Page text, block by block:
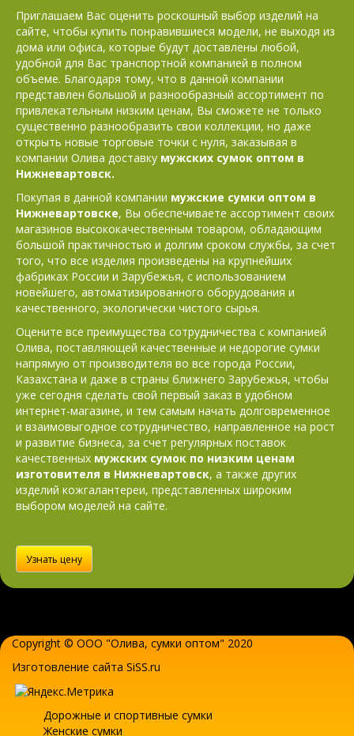
Приглашаем Вас оценить роскошный выбор изделий на
сайте, чтобы купить понравившиеся модели, не выходя из
дома или офиса, которые будут доставлены любой,
удобной для Вас транспортной компанией в полном
объеме. Благодаря тому, что в данной компании
представлен большой и разнообразный ассортимент по
привлекательным низким ценам, Вы сможете не только
существенно разнообразить свои коллекции, но даже
открыть новые торговые точки с нуля, заказывая в
компании Олива доставку мужских сумок оптом в
Нижневартовск.
Покупая в данной компании мужские сумки оптом в
Нижневартовске, Вы обеспечиваете ассортимент своих
магазинов высококачественным товаром, обладающим
большой практичностью и долгим сроком службы, за счет
того, что все изделия произведены на крупнейших
фабриках России и Зарубежья, с использованием
новейшего, автоматизированного оборудования и
качественного, экологически чистого сырья.
Оцените все преимущества сотрудничества с компанией
Олива, поставляющей качественные и недорогие сумки
напрямую от производителя во все города России,
Казахстана и даже в страны ближнего Зарубежья, чтобы
уже сегодня сделать свой первый заказ в удобном
интернет-магазине, и тем самым начать долговременное
и взаимовыгодное сотрудничество, направленное на рост
и развитие бизнеса, за счет регулярных поставок
качественных мужских сумок по низким ценам
изготовителя в Нижневартовск, а также других
изделий кожгалантереи, представленных широким
выбором моделей на сайте.
Узнать цену
Copyright © ООО "Олива, сумки оптом" 2020
Изготовление сайта SiSS.ru
Дорожные и спортивные сумки
Женские сумки